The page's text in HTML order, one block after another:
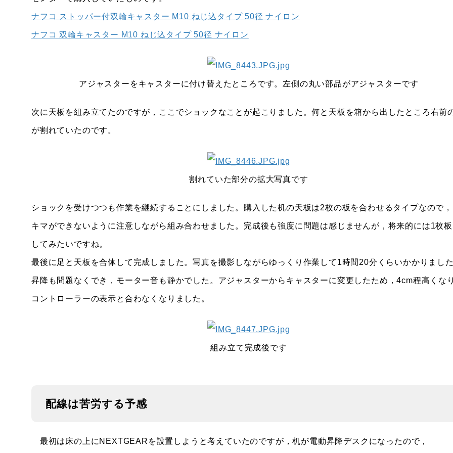
ナフコ ストッパー付双輪キャスター M10 ねじ込タイプ 50径 ナイロン
ナフコ 双輪キャスター M10 ねじ込タイプ 50径 ナイロン
アジャスターをキャスターに付け替えたところです。左側の丸い部品がアジャスターです
次に天板を組み立てたのですが，ここでショックなことが起こりました。何と天板を箱から出したところ右前
が割れていたのです。
割れていた部分の拡大写真です
ショックを受けつつも作業を継続することにしました。購入した机の天板は2枚の板を合わせるタイプなので，
キマができないように注意しながら組み合わせました。完成後も強度に問題は感じませんが，将来的には1枚板
してみたいですね。
最後に足と天板を合体して完成しました。写真を撮影しながらゆっくり作業して1時間20分くらいかかりました
昇降も問題なくでき，モーター音も静かでした。アジャスターからキャスターに変更したため，4cm程高くな
コントローラーの表示と合わなくなりました。
組み立て完成後です
配線は苦労する予感
最初は床の上にNEXTGEARを設置しようと考えていたのですが，机が電動昇降デスクになったので，